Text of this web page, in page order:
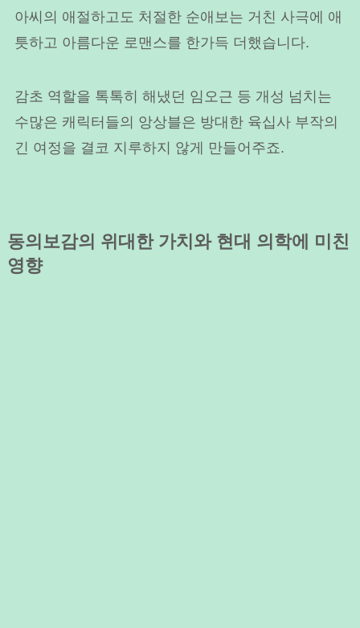
아씨의 애절하고도 처절한 순애보는 거친 사극에 애
틋하고 아름다운 로맨스를 한가득 더했습니다.
감초 역할을 톡톡히 해냈던 임오근 등 개성 넘치는
수많은 캐릭터들의 앙상블은 방대한 육십사 부작의
긴 여정을 결코 지루하지 않게 만들어주죠.
동의보감의 위대한 가치와 현대 의학에 미친
영향